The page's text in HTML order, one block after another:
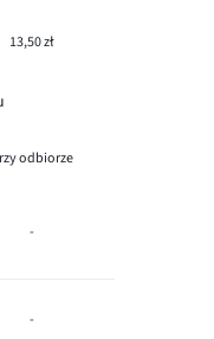
13,50 zł
odbiorze
-
-